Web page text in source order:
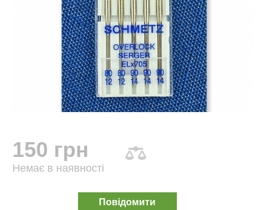
150 грн
Немає в наявності
Повідомити